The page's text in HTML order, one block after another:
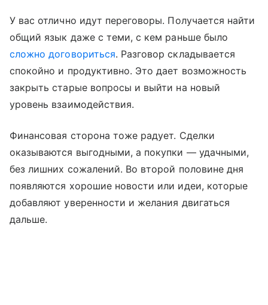
У вас отлично идут переговоры. Получается найти
общий язык даже с теми, с кем раньше было
сложно договориться. Разговор складывается
спокойно и продуктивно. Это дает возможность
закрыть старые вопросы и выйти на новый
уровень взаимодействия.
Финансовая сторона тоже радует. Сделки
оказываются выгодными, а покупки — удачными,
без лишних сожалений. Во второй половине дня
появляются хорошие новости или идеи, которые
добавляют уверенности и желания двигаться
дальше.